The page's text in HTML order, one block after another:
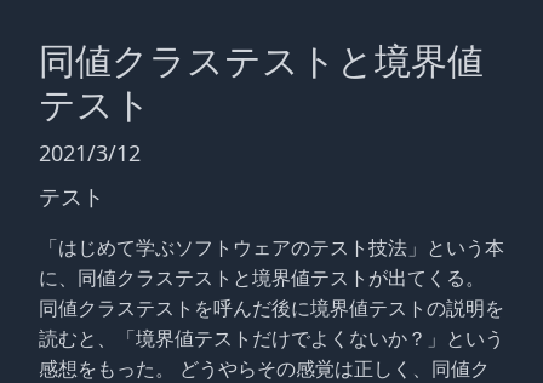
同値クラステストと境界値
テスト
2021/3/12
テスト
「はじめて学ぶソフトウェアのテスト技法」という本
に、同値クラステストと境界値テストが出てくる。
同値クラステストを呼んだ後に境界値テストの説明を
読むと、「境界値テストだけでよくないか？」という
感想をもった。 どうやらその感覚は正しく、同値ク